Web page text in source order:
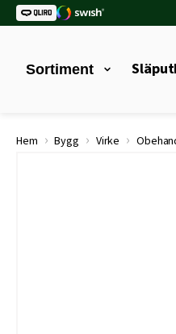
Sortiment
Hem › Bygg › Virke ›